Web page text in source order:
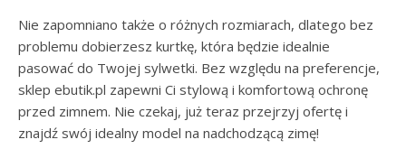
Nie zapomniano także o różnych rozmiarach, dlatego bez
problemu dobierzesz kurtkę, która będzie idealnie
pasować do Twojej sylwetki. Bez względu na preferencje,
sklep ebutik.pl zapewni Ci stylową i komfortową ochronę
przed zimnem. Nie czekaj, już teraz przejrzyj ofertę i
znajdź swój idealny model na nadchodzącą zimę!